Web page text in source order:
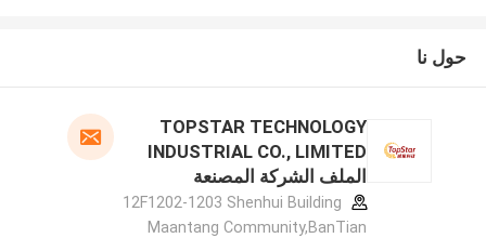
حول نا
TOPSTAR TECHNOLOGY
INDUSTRIAL CO., LIMITED
الملف الشركة المصنعة
12F1202-1203 Shenhui Building
Maantang Community,BanTian